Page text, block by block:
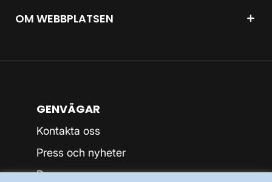
OM WEBBPLATSEN
GENVÄGAR
Kontakta oss
Press och nyheter
Prenumerera